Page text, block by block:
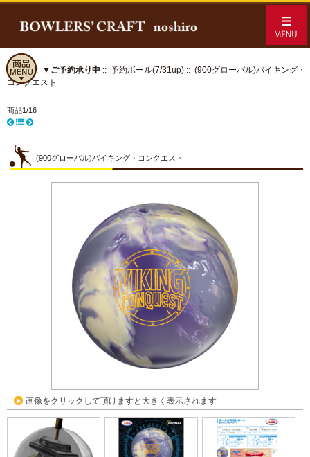
ホーム:: ▼ご予約承り中 :: 予約ボール(7/31up) :: (900グローバル)バイキング・
コンクエスト
商品1/16
(900グローバル)バイキング・コンクエスト
画像をクリックして頂けますと大きく表示されます